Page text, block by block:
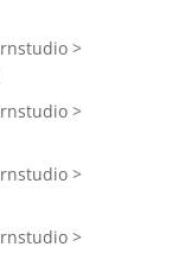
>
>
>
>